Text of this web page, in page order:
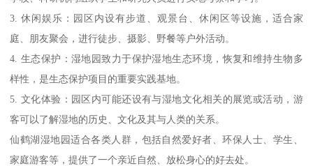
3. 休闲娱乐：园区内设有步道、观景台、休闲区等设施，适合家
庭、朋友聚会，进行徒步、摄影、野餐等户外活动。
4. 生态保护：湿地园致力于保护湿地生态环境，恢复和维持生物多
样性，是生态保护项目的重要实践基地。
5. 文化体验：园区内可能还设有与湿地文化相关的展览或活动，游
客可以了解湿地的历史、文化及其与人类的关系。
仙鹤湖湿地园适合各类人群，包括自然爱好者、环保人士、学生、
家庭游客等，提供了一个亲近自然、放松身心的好去处。